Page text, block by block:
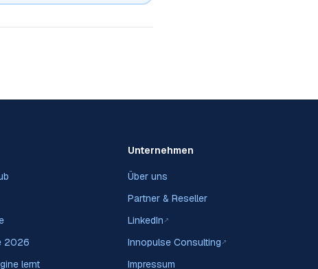
2026
lernt
Unternehmen
Über uns
Partner & Reseller
LinkedIn ↗
Innopulse Consulting ↗
Impressum